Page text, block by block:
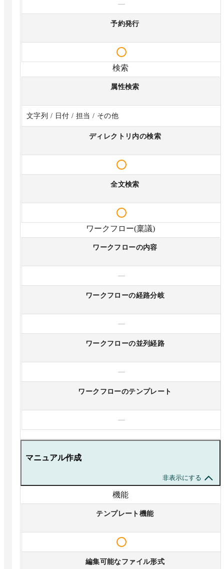
—
予約発行
検索
属性検索
文字列 / 日付 / 担当 / その他
ディレクトリ内の検索
全文検索
ワークフロー(稟議)
ワークフローの内容
—
ワークフローの経路分岐
—
ワークフローの並列経路
—
ワークフローのテンプレート
—
マニュアル作成
非表示にする
機能
テンプレート機能
編集可能なファイル形式